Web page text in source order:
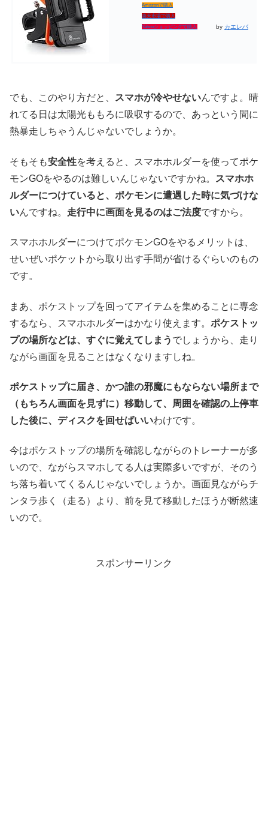
Amazonで購入
楽天市場で購入
Yahooショッピングで購入
by カエレバ
でも、このやり方だと、 スマホが冷やせないんですよ。晴
れてる日は太陽光ももろに吸収するので、あっという間に
熱暴走しちゃうんじゃないでしょうか。
そもそも安全性を考えると、スマホホルダーを使ってポケ
モンGOをやるのは難しいんじゃないですかね。
スマホホ
ルダーにつけていると、ポケモンに遭遇した時に気づけな
いんですね。 走行中に画面を見るのはご法度ですから。
スマホホルダーにつけてポケモンGOをやるメリットは、
せいぜいポケットから取り出す手間が省けるぐらいのもの
です。
まあ、ポケストップを回ってアイテムを集めることに専念
するなら、スマホホルダーはかなり使えます。 ポケストッ
プの場所などは、すぐに覚えてしまう でしょうから、走り
ながら画面を見ることはなくなりますしね。
ポケストップに届き、かつ誰の邪魔にもならない場所まで
（もちろん画面を見ずに）移動して、周囲を確認の上停車
した後に、ディスクを回せばいいわけです。
今はポケストップの場所を確認しながらのトレーナーが多
いので、ながらスマホしてる人は実際多いですが、そのう
ち落ち着いてくるんじゃないでしょうか。画面見ながらチ
ンタラ歩く（走る）より、前を見て移動したほうが断然速
いので。
スポンサーリンク